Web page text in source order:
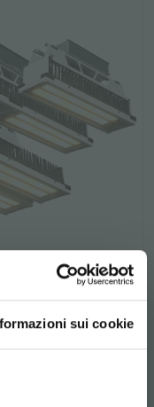
sui cookie
y de interior